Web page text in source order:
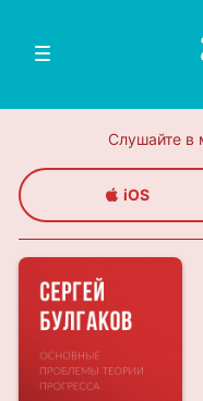
Слушайте в
iOS